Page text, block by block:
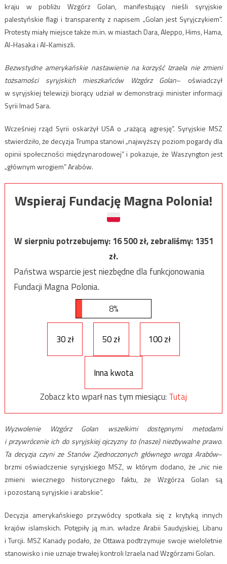
kraju w pobliżu Wzgórz Golan, manifestujący nieśli syryjskie
palestyńskie flagi i transparenty z napisem „Golan jest Syryjczykiem”.
Protesty miały miejsce także m.in. w miastach Dara, Aleppo, Hims, Hama,
Al-Hasaka i Al-Kamiszli.
Bezwstydne amerykańskie nastawienie na korzyść Izraela nie zmieni
tożsamości syryjskich mieszkańców Wzgórz Golan– oświadczył
w syryjskiej telewizji biorący udział w demonstracji minister informacji
Syrii Imad Sara.
Wcześniej rząd Syrii oskarżył USA o „rażącą agresję”. Syryjskie MSZ
stwierdziło, że decyzja Trumpa stanowi „najwyższy poziom pogardy dla
opinii społeczności międzynarodowej” i pokazuje, że Waszyngton jest
„głównym wrogiem” Arabów.
Wspieraj Fundację Magna Polonia!
W sierpniu potrzebujemy:16 500zł, zebraliśmy:1351
zł.
Państwa wsparcie jest niezbędne dla funkcjonowania
Fundacji Magna Polonia.
8%
30 zł 50 zł 100 zł
Inna kwota
Zobacz kto wparł nas tym miesiącu: Tutaj
Wyzwolenie Wzgórz Golan wszelkimi dostępnymi metodami
i przywrócenie ich do syryjskiej ojczyzny to (nasze) niezbywalne prawo.
Ta decyzja czyni ze Stanów Zjednoczonych głównego wroga Arabów–
brzmi oświadczenie syryjskiego MSZ, w którym dodano, że „nic nie
zmieni wiecznego historycznego faktu, że Wzgórza Golan są
i pozostaną syryjskie i arabskie”.
Decyzja amerykańskiego przywódcy spotkała się z krytyką innych
krajów islamskich. Potępiły ją m.in. władze Arabii Saudyjskiej, Libanu
i Turcji. MSZ Kanady podało, że Ottawa podtrzymuje swoje wieloletnie
stanowisko i nie uznaje trwałej kontroli Izraela nad Wzgórzami Golan.